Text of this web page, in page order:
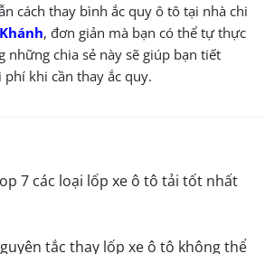
cách thay bình ắc quy ô tô tại nhà chi
, đơn giản mà bạn có thể tự thực
những chia sẻ này sẽ giúp bạn tiết
khi cần thay ắc quy.
7 các loại lốp xe ô tô tải tốt nhất
tắc thay lốp xe ô tô không thể